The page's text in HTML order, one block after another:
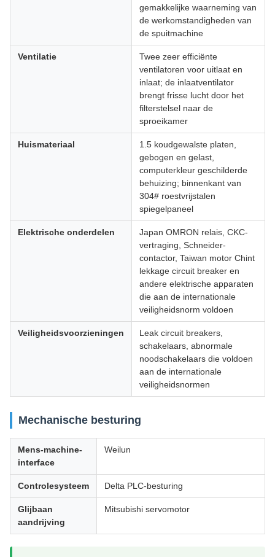
gemakkelijke waarneming van
de werkomstandigheden van
de spuitmachine
Ventilatie
Twee zeer efficiënte
ventilatoren voor uitlaat en
inlaat; de inlaatventilator
brengt frisse lucht door het
filterstelsel naar de
sproeikamer
Huismateriaal
1.5 koudgewalste platen,
gebogen en gelast,
computerkleur geschilderde
behuizing; binnenkant van
304# roestvrijstalen
spiegelpaneel
Elektrische onderdelen
Japan OMRON relais, CKC-
vertraging, Schneider-
contactor, Taiwan motor Chint
lekkage circuit breaker en
andere elektrische apparaten
die aan de internationale
veiligheidsnorm voldoen
Veiligheidsvoorzieningen
Leak circuit breakers,
schakelaars, abnormale
noodschakelaars die voldoen
aan de internationale
veiligheidsnormen
Mechanische besturing
Mens-machine-
interface
Weilun
Controlesysteem Delta PLC-besturing
Glijbaan
aandrijving
Mitsubishi servomotor